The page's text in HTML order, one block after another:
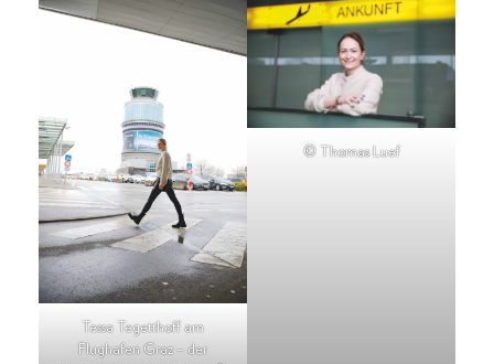
Tessa Tegetthoff am
Flughafen Graz – der
© Thomas Luef